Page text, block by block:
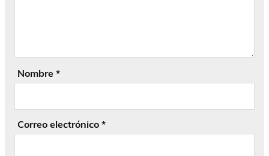
Nombre *
Correo electrónico *